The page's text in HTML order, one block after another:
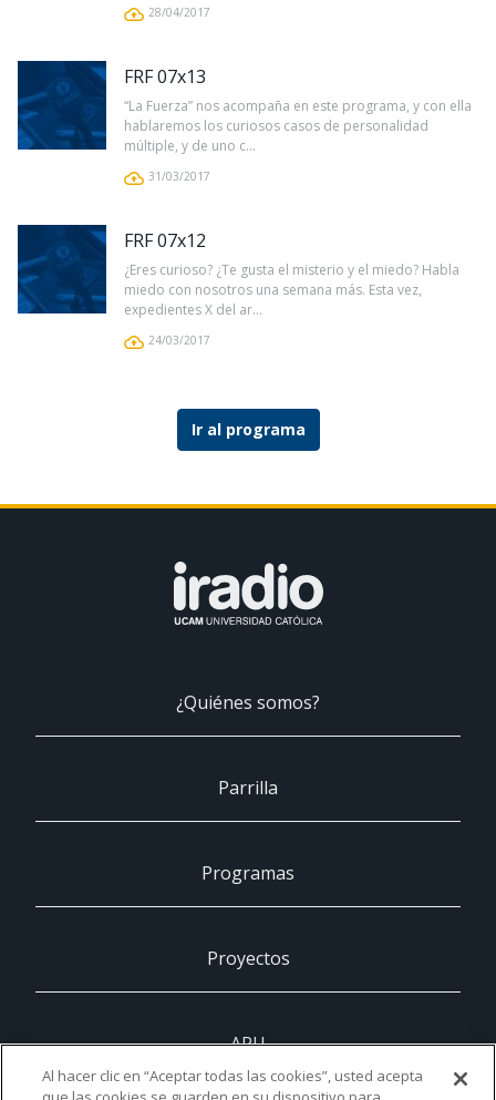
28/04/2017
FRF 07x13
“La Fuerza” nos acompaña en este programa, y con ella
hablaremos los curiosos casos de personalidad
múltiple, y de uno c...
31/03/2017
FRF 07x12
¿Eres curioso? ¿Te gusta el misterio y el miedo? Habla
miedo con nosotros una semana más. Esta vez,
expedientes X del ar...
24/03/2017
Ir al programa
¿Quiénes somos?
Parrilla
Programas
Proyectos
ARU
Al hacer clic en “Aceptar todas las cookies”, usted acepta